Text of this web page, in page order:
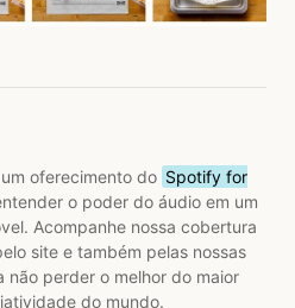
oferecimento do Spotify for
o poder do áudio em um
Acompanhe nossa cobertura
site e também pelas nossas
não perder o melhor do maior
do mundo.